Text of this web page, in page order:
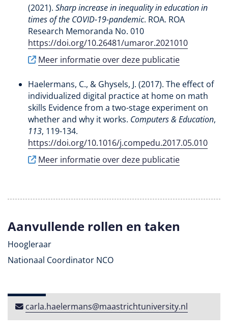
(2021). Sharp increase in inequality in education in
times of the COVID-19-pandemic. ROA. ROA
Research Memoranda No. 010
https://doi.org/10.26481/umaror.2021010
Meer informatie over deze publicatie
Haelermans, C., & Ghysels, J. (2017). The effect of
individualized digital practice at home on math
skills Evidence from a two-stage experiment on
whether and why it works. Computers & Education,
113, 119-134.
https://doi.org/10.1016/j.compedu.2017.05.010
Meer informatie over deze publicatie
Aanvullende rollen en taken
Hoogleraar
Nationaal Coordinator NCO
carla​.​haelermans​@​maastricht​university​​.​nl